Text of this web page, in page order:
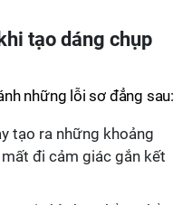
tạo dáng chụp
những lỗi sơ đẳng sau:
tạo ra những khoảng
đi cảm giác gắn kết